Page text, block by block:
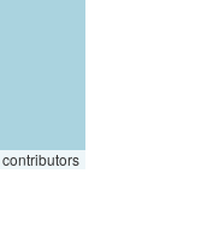
contributors